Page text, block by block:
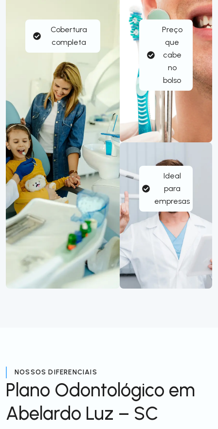
Cobertura
completa
Preço
que
cabe
no
bolso
Ideal
para
empresas
NOSSOS DIFERENCIAIS
Plano Odontológico em
Abelardo Luz – SC